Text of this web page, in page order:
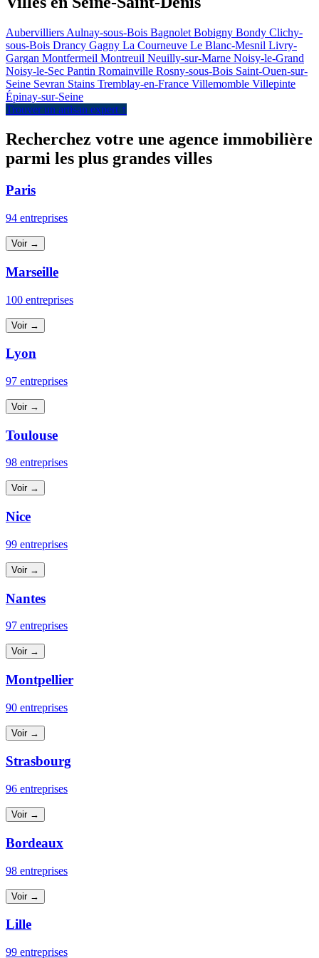
Aubervilliers Aulnay-sous-Bois Bagnolet Bobigny Bondy Clichy-
sous-Bois Drancy Gagny La Courneuve Le Blanc-Mesnil Livry-
Gargan Montfermeil Montreuil Neuilly-sur-Marne Noisy-le-Grand
Noisy-le-Sec Pantin Romainville Rosny-sous-Bois Saint-Ouen-sur-
Seine Sevran Stains Tremblay-en-France Villemomble Villepinte
Épinay-sur-Seine
Trouver un artisan expert ↑
Recherchez votre une agence immobilière
parmi les plus grandes villes
Paris
94 entreprises
Voir →
Marseille
100 entreprises
Voir →
Lyon
97 entreprises
Voir →
Toulouse
98 entreprises
Voir →
Nice
99 entreprises
Voir →
Nantes
97 entreprises
Voir →
Montpellier
90 entreprises
Voir →
Strasbourg
96 entreprises
Voir →
Bordeaux
98 entreprises
Voir →
Lille
99 entreprises